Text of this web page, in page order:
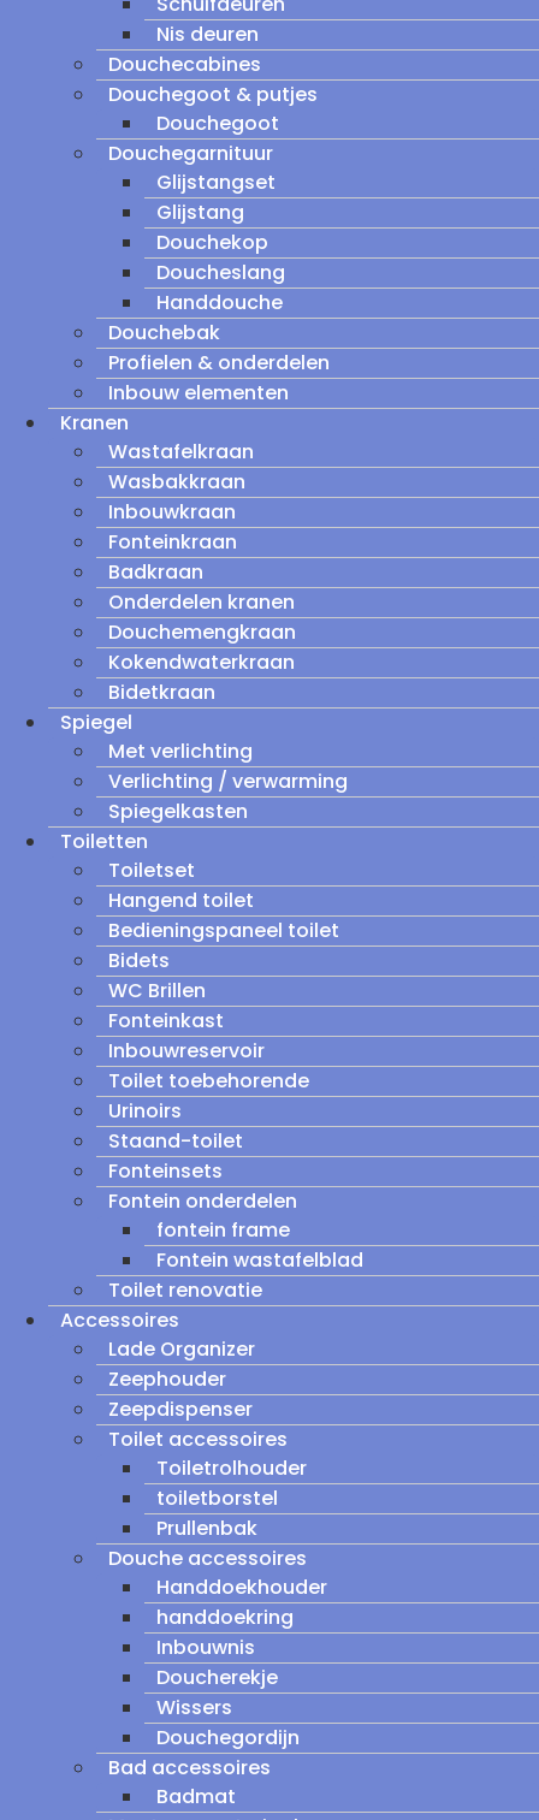
Nis deuren
Douchecabines
Douchegoot & putjes
Douchegoot
Douchegarnituur
Glijstangset
Glijstang
Douchekop
Doucheslang
Handdouche
Douchebak
Profielen & onderdelen
Inbouw elementen
Kranen
Wastafelkraan
Wasbakkraan
Inbouwkraan
Fonteinkraan
Badkraan
Onderdelen kranen
Douchemengkraan
Kokendwaterkraan
Bidetkraan
Spiegel
Met verlichting
Verlichting / verwarming
Spiegelkasten
Toiletten
Toiletset
Hangend toilet
Bedieningspaneel toilet
Bidets
WC Brillen
Fonteinkast
Inbouwreservoir
Toilet toebehorende
Urinoirs
Staand-toilet
Fonteinsets
Fontein onderdelen
fontein frame
Fontein wastafelblad
Toilet renovatie
Accessoires
Lade Organizer
Zeephouder
Zeepdispenser
Toilet accessoires
Toiletrolhouder
toiletborstel
Prullenbak
Douche accessoires
Handdoekhouder
handdoekring
Inbouwnis
Doucherekje
Wissers
Douchegordijn
Bad accessoires
Badmat